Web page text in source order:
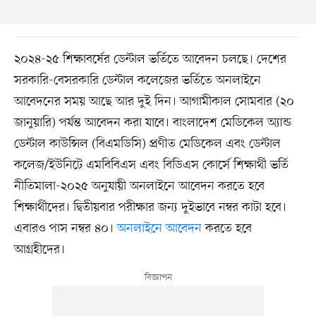
২০২৪-২৫ শিক্ষাবর্ষের ডেন্টাল ভর্তিতে আবেদন চলছে। দেশের
সরকারি-বেসরকারি ডেন্টাল কলেজের ভর্তিতে অনলাইনে
আবেদনের সময় আছে আর দুই দিন। আগামীকাল সোমবার (২০
জানুয়ারি) পর্যন্ত আবেদন করা যাবে। বাংলাদেশ মেডিকেল অ্যান্ড
ডেন্টাল কাউন্সিল (বিএমডিসি) প্রণীত মেডিকেল এবং ডেন্টাল
কলেজ/ইউনিটে এমবিবিএস এবং বিডিএস কোর্সে শিক্ষার্থী ভর্তি
নীতিমালা-২০২৫ অনুযায়ী অনলাইনে আবেদন করতে হবে
শিক্ষার্থীদের। দ্বিতীয়বার পরীক্ষার জন্য দুইভাবে নম্বর কাটা হবে।
এবারও পাস নম্বর ৪০।অনলাইনে আবেদনকরতে হবে
আগ্রহীদের।